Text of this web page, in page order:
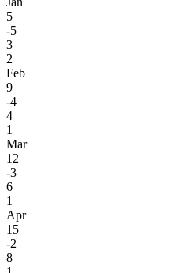
5
-5
3
2
Feb
9
-4
4
1
Mar
12
-3
6
1
Apr
15
-2
8